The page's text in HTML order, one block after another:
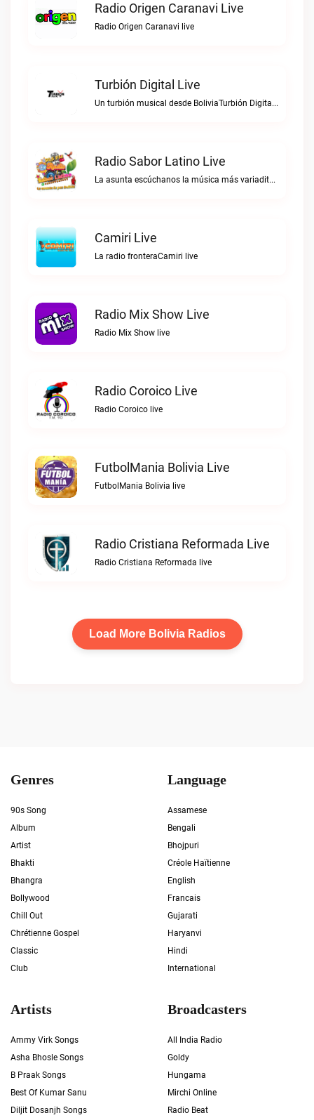
Radio Origen Caranavi Live
Radio Origen Caranavi live
Turbión Digital Live
Un turbión musical desde BoliviaTurbión Digital live
Radio Sabor Latino Live
La asunta escúchanos la música más variadita las 24 horas suena mejorRadio Sabor Latino live
Camiri Live
La radio fronteraCamiri live
Radio Mix Show Live
Radio Mix Show live
Radio Coroico Live
Radio Coroico live
FutbolMania Bolivia Live
FutbolMania Bolivia live
Radio Cristiana Reformada Live
Radio Cristiana Reformada live
Load More Bolivia Radios
Genres
90s Song
Album
Artist
Bhakti
Bhangra
Bollywood
Chill Out
Chrétienne Gospel
Classic
Club
Language
Assamese
Bengali
Bhojpuri
Créole Haïtienne
English
Francais
Gujarati
Haryanvi
Hindi
International
Artists
Ammy Virk Songs
Asha Bhosle Songs
B Praak Songs
Best Of Kumar Sanu
Diljit Dosanjh Songs
Broadcasters
All India Radio
Goldy
Hungama
Mirchi Online
Radio Beat